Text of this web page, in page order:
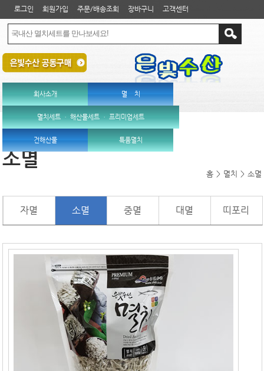
로그인 회원가입 주문/배송조회 장바구니 고객센터
회사소개 멸 치
멸치세트 ㆍ 해산물세트 ㆍ 프리미엄세트
건해산물 특품멸치
소멸
홈 > 멸치 > 소멸
자멸 소멸 중멸 대멸 띠포리